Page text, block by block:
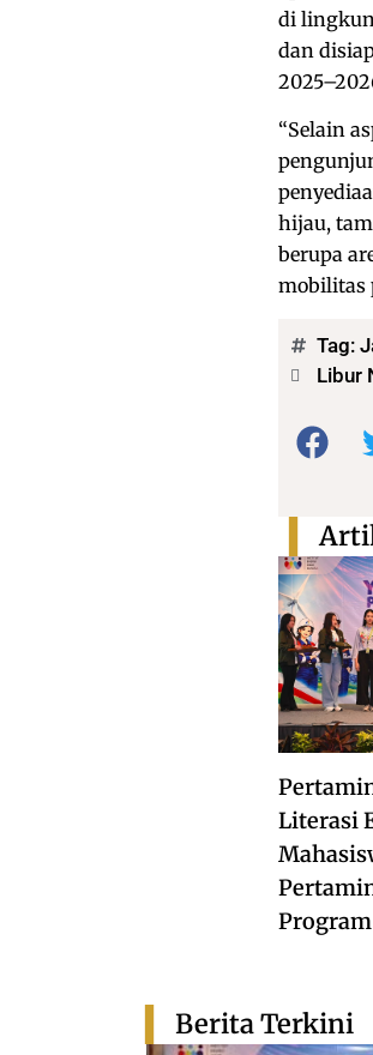
di
dan
“Selain
hijau,
berupa
mobilitas
Tag:
Libur
Bagikan:
Literasi
Berita Terkini